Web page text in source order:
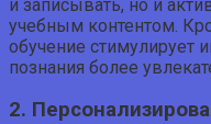
и записывать, но и
учебным контентом.
обучение стимулирует
познания более
2.